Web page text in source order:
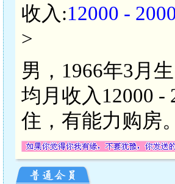
收入:12000 -
>
男，1966年3月
均月收入12000 -
住，有能力购房